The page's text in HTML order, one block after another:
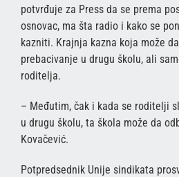
potvrđuje za Press da se prema
osnovac, ma šta radio i kako se
kazniti. Krajnja kazna koja može
prebacivanje u drugu školu, ali
roditelja.
– Međutim, čak i kada se roditelji
u drugu školu, ta škola može da
Kovačević.
Potpredsednik Unije sindikata